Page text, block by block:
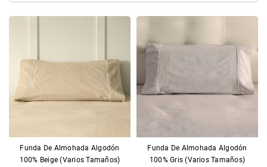
Funda De Almohada Algodón
100% Beige (Varios Tamaños)
Funda De Almohada Algodón
100% Gris (Varios Tamaños)